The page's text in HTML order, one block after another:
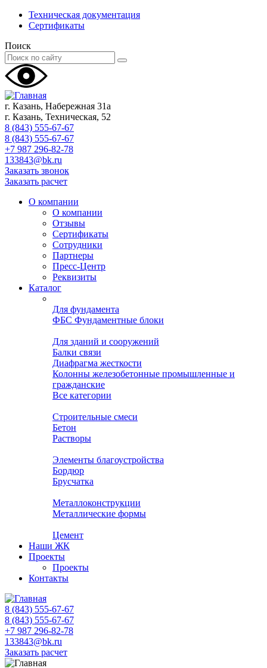
Техническая документация
Сертификаты
Поиск
г. Казань, Набережная 31а
г. Казань, Техническая, 52
8 (843) 555-67-67
8 (843) 555-67-67
+7 987 296-82-78
133843@bk.ru
Заказать звонок
Заказать расчет
О компании
О компании
Отзывы
Сертификаты
Сотрудники
Партнеры
Пресс-Центр
Реквизиты
Каталог
Для фундамента
ФБС Фундаментные блоки
Для зданий и сооружений
Балки связи
Диафрагма жесткости
Колонны железобетонные промышленные и
гражданские
Все категории
Строительные смеси
Бетон
Растворы
Элементы благоустройства
Бордюр
Брусчатка
Металлоконструкции
Металлические формы
Цемент
Наши ЖК
Проекты
Проекты
Контакты
8 (843) 555-67-67
8 (843) 555-67-67
+7 987 296-82-78
133843@bk.ru
Заказать расчет